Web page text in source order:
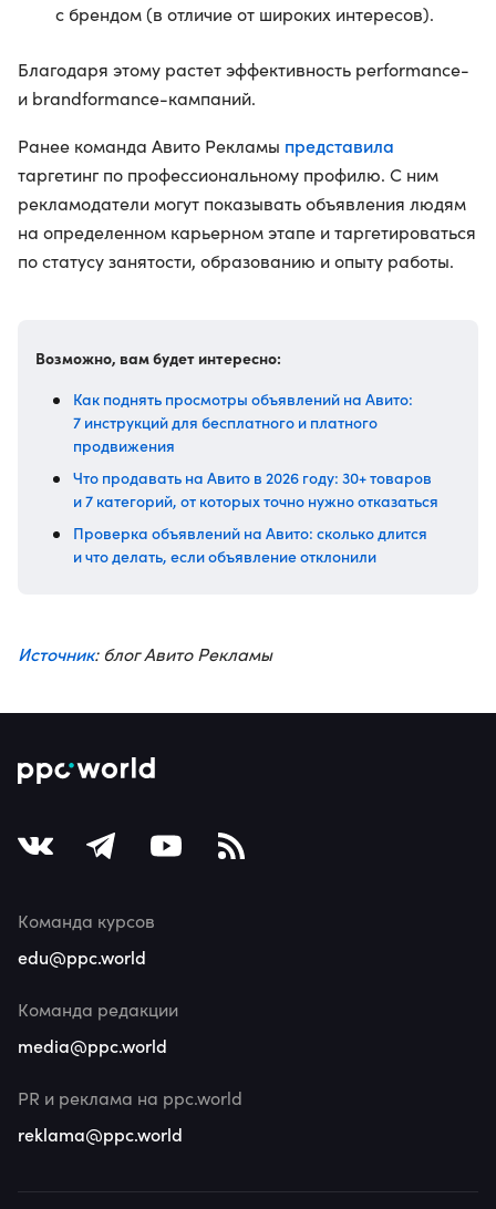
с брендом (в отличие от широких интересов).
Благодаря этому растет эффективность performance-
и brandformance-кампаний.
Ранее команда Авито Рекламы представила
таргетинг по профессиональному профилю. С ним
рекламодатели могут показывать объявления людям
на определенном карьерном этапе и таргетироваться
по статусу занятости, образованию и опыту работы.
Возможно, вам будет интересно:
Как поднять просмотры объявлений на Авито:
7 инструкций для бесплатного и платного
продвижения
Что продавать на Авито в 2026 году: 30+ товаров
и 7 категорий, от которых точно нужно отказаться
Проверка объявлений на Авито: сколько длится
и что делать, если объявление отклонили
Источник: блог Авито Рекламы
Команда курсов
edu@ppc.world
Команда редакции
media@ppc.world
PR и реклама на ppc.world
reklama@ppc.world